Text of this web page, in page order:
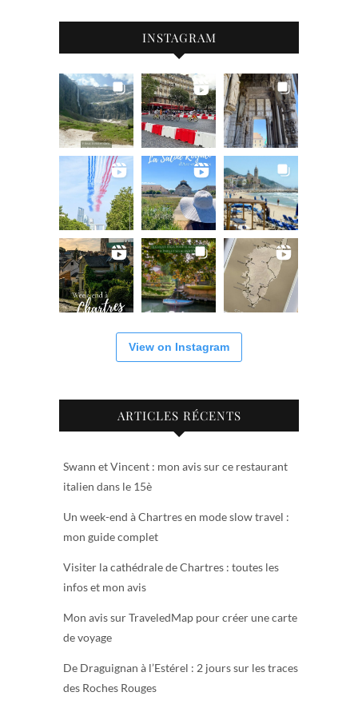
INSTAGRAM
View on Instagram
ARTICLES RÉCENTS
Swann et Vincent : mon avis sur ce restaurant
italien dans le 15è
Un week-end à Chartres en mode slow travel :
mon guide complet
Visiter la cathédrale de Chartres : toutes les
infos et mon avis
Mon avis sur TraveledMap pour créer une carte
de voyage
De Draguignan à l’Estérel : 2 jours sur les traces
des Roches Rouges